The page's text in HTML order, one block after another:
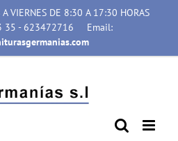
VIERNES DE 8:30 A 17:30 HORAS
35 - 623472716
Email: